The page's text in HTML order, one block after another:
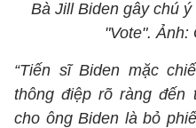
Bà Jill Biden gây chú
"Vote". Ảnh:
“Tiến sĩ Biden mặc
thông điệp rõ ràng đến
cho ông Biden là bỏ